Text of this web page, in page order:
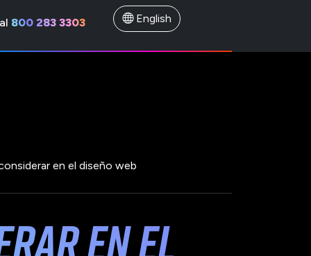
800 283 3303 English
en el diseño web